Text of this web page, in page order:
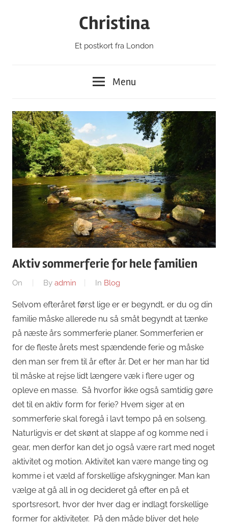
Christina
Et postkort fra London
Menu
Aktiv sommerferie for hele familien
On By admin In Blog
Selvom efteråret først lige er er begyndt, er du og din
familie måske allerede nu så småt begyndt at tænke
på næste års sommerferie planer. Sommerferien er
for de fleste årets mest spændende ferie og måske
den man ser frem til år efter år. Det er her man har tid
til måske at rejse lidt længere væk i flere uger og
opleve en masse. Så hvorfor ikke også samtidig gøre
det til en aktiv form for ferie? Hvem siger at en
sommerferie skal foregå i lavt tempo på en solseng.
Naturligvis er det skønt at slappe af og komme ned i
gear, men derfor kan det jo også være rart med noget
aktivitet og motion. Aktivitet kan være mange ting og
komme i et væld af forskellige afskygninger. Man kan
vælge at gå all in og decideret gå efter en på et
sportsresort, hvor der hver dag er indlagt forskellige
former for aktiviteter. På den måde bliver det hele